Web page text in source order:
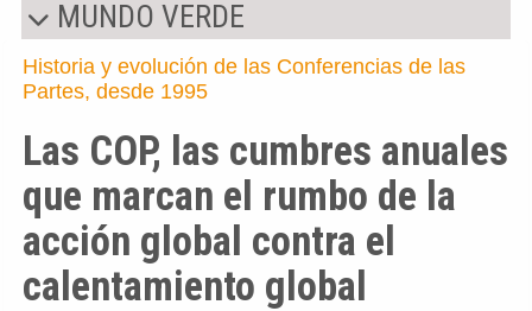
MUNDO VERDE
Historia y evolución de las Conferencias de las
Partes, desde 1995
Las COP, las cumbres anuales
que marcan el rumbo de la
acción global contra el
calentamiento global